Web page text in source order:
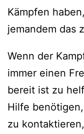
Kämpfen
jemandem das
Wenn der
immer einen
bereit ist zu
Hilfe
zu